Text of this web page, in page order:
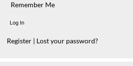
Remember Me
Register | Lost your password?